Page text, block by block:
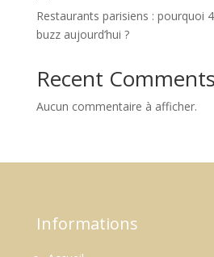
Restaurants parisiens : pourquoi
buzz aujourd’hui ?
Recent Comments
Aucun commentaire à afficher.
Informations